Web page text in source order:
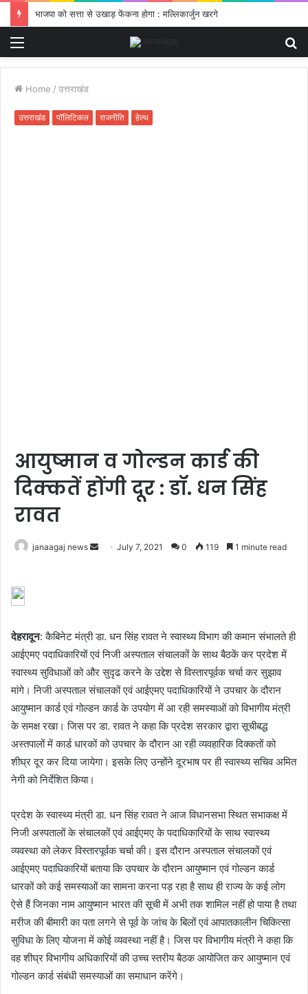
भाजपा को सत्ता से उखाड़ फेंकना होगा : मल्लिकार्जुन खरगे
Menu
Home / उत्तराखंड
उत्तराखंड पॉलिटिकल राजनीति हेल्थ
आयुष्मान व गोल्डन कार्ड की
दिक्कतें होंगी दूर : डॉ. धन सिंह
रावत
janaagaj news
SendJuly 7, 2021 0 119 1 minute read
देहरादून: कैबिनेट मंत्री डा. धन सिंह रावत ने स्वास्थ्य विभाग की कमान संभालते ही
आईएमए पदाधिकारियों एवं निजी अस्पताल संचालकों के साथ बैठकें कर प्रदेश में
स्वास्थ्य सुविधाओं को और सुदृढ करने के उद्देश से विस्तारपूर्वक चर्चा कर सुझाव
मांगे। निजी अस्पताल संचालकों एवं आईएमए पदाधिकारियों ने उपचार के दौरान
आयुष्मान कार्ड एवं गोल्डन कार्ड के उपयोग में आ रही समस्याओं को विभागीय मंत्री
के समक्ष रखा। जिस पर डा. रावत ने कहा कि प्रदेश सरकार द्वारा सूचीबद्ध
अस्तपालों में कार्ड धारकों को उपचार के दौरान आ रही व्यवहारिक दिक्कतों को
शीघ्र दूर कर दिया जायेगा। इसके लिए उन्होंने दूरभाष पर ही स्वास्थ्य सचिव अमित
नेगी को निर्देशित किया।
प्रदेश के स्वास्थ्य मंत्री डा. धन सिंह रावत ने आज विधानसभा स्थित सभाकक्ष में
निजी अस्पतालों के संचालकों एवं आईएमए के पदाधिकारियों के साथ स्वास्थ्य
व्यवस्था को लेकर विस्तारपूर्वक चर्चा की। इस दौरान अस्पताल संचालकों एवं
आईएमए पदाधिकारियों बताया कि उपचार के दौरान आयुष्मान एवं गोल्डन कार्ड
धारकों को कई समस्याओं का सामना करना पड़ रहा है साथ ही राज्य के कई लोग
ऐसे हैं जिनका नाम आयुष्मान भारत की सूची में अभी तक शामिल नहीं हो पाया है तथा
मरीज की बीमारी का पता लगने से पूर्व के जांच के बिलों एवं आपातकालीन चिकित्सा
सुविधा के लिए योजना में कोई व्यवस्था नहीं है। जिस पर विभागीय मंत्री ने कहा कि
वह शीघ्र विभागीय अधिकारियों की उच्च स्तरीय बैठक आयोजित कर आयुष्मान एवं
गोल्डन कार्ड संबंधी समस्याओं का समाधान करेंगे।